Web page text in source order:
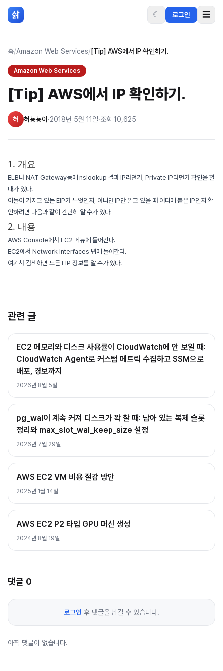
본문 바로가기
삵 ☾ 로그인 ☰
홈/Amazon Web Services/ [Tip] AWS에서 IP 확인하기.
Amazon Web Services
[Tip] AWS에서 IP 확인하기.
혀 혀뇽뇽이 ·2018년 5월 11일·조회 10,625
1. 개요
ELB나 NAT Gateway등에 nslookup 결과 IP라던가, Private IP라던가 확인을 할
때가 있다.
이들이 가지고 있는 EIP가 무엇인지, 아니면 IP만 알고 있을 때 어디에 붙은 IP인지 확
인하려면 다음과 같이 간단히 알 수가 있다.
2. 내용
AWS Console에서 EC2 메뉴에 들어간다.
EC2에서 Network Interfaces 탭에 들어간다.
여기서 검색하면 모든 EIP 정보를 알 수가 있다.
관련 글
EC2 메모리와 디스크 사용률이 CloudWatch에 안 보일 때:
CloudWatch Agent로 커스텀 메트릭 수집하고 SSM으로
배포, 경보까지
2026년 8월 5일
pg_wal이 계속 커져 디스크가 꽉 찰 때: 남아 있는 복제 슬롯
정리와 max_slot_wal_keep_size 설정
2026년 7월 29일
AWS EC2 VM 비용 절감 방안
2025년 1월 14일
AWS EC2 P2 타입 GPU 머신 생성
2024년 8월 19일
댓글 0
로그인 후 댓글을 남길 수 있습니다.
아직 댓글이 없습니다.